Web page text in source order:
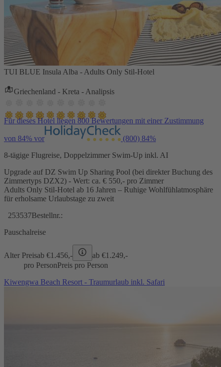
TUI BLUE Insula Alba - Adults Only Stil-Hotel
Griechenland - Kreta - Analipsis
Für dieses Hotel liegen 800 Bewertungen mit einer Zustimmung
von 84% vor (800) 84%
8-tägige Flugreise, Doppelzimmer Swim-Up inkl. AI
Upgrade auf DZ Swim Up Sharing Pool (bei direkter Buchung des
Zimmertyps DZX2) - Wert: ca. € 550,- pro Zimmer
Adults Only Stil-Hotel ab 16 Jahren – Ruhige Wohlfühlatmosphäre
für erholsame Urlaubstage zu zweit
253537Bestellnr.:
Pauschalreise
Alter Preisab €1.456,- ab €1.249,-
pro PersonPreis pro Person
Kiwengwa Beach Resort - Traumurlaub inkl. Safari